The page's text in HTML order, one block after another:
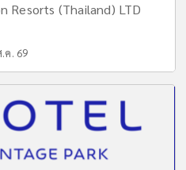
Resorts (Thailand) LTD
.ค. 69